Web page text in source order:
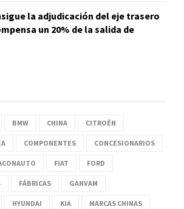
la adjudicación del eje trasero
un 20% de la salida de
BMW CHINA CITROËN
COMPONENTES CONCESIONARIOS
FIAT FORD
FÁBRICAS GANVAM
HYUNDAI KIA MARCAS CHINAS